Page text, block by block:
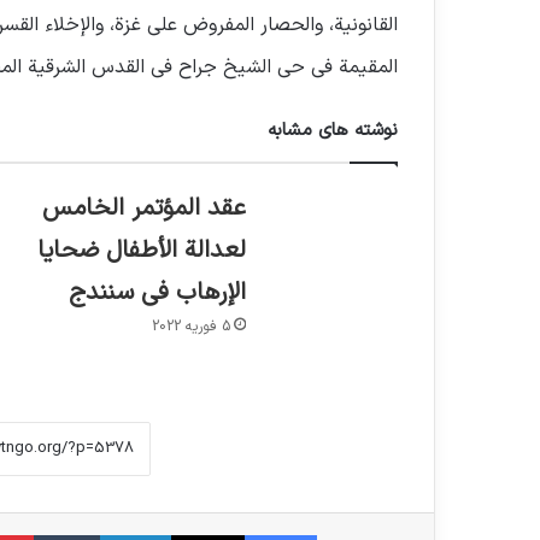
القانونية، والحصار المفروض على غزة، والإخلاء
المقيمة في حي الشيخ جراح في القدس الشرقية
نوشته های مشابه
عقد المؤتمر الخامس
لعدالة الأطفال ضحايا
الإرهاب في سنندج
5 فوریه 2022
فیس بوک X لینکدین ‫تامبلر